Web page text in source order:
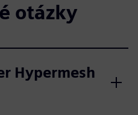
otázky
Hypermesh